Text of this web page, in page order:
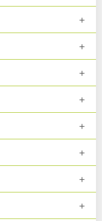
+
+
+
+
+
+
+
+